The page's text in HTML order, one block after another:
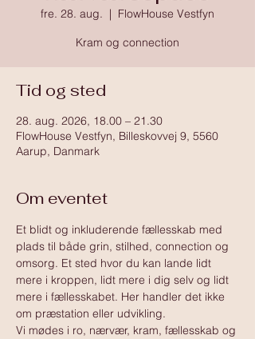
fre. 28. aug.
  |
FlowHouse Vestfyn
Kram og connection
Tid og sted
28. aug. 2026, 18.00 – 21.30
FlowHouse Vestfyn, Billeskovvej 9, 5560
Aarup, Danmark
Om eventet
Et blidt og inkluderende fællesskab med
plads til både grin, stilhed, connection og
omsorg. Et sted hvor du kan lande lidt
mere i kroppen, lidt mere i dig selv og lidt
mere i fællesskabet. Her handler det ikke
om præstation eller udvikling.
Vi mødes i ro, nærvær, kram, fællesskab og